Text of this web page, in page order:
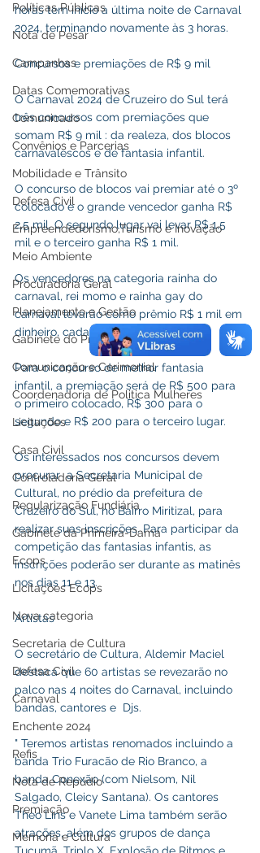
Políticas Públicas
Nota de Pesar
Campanhas
Datas Comemorativas
Comunicado
Convênios e Parcerias
Mobilidade e Trânsito
Defesa Civil
Empreendedorismo,Turismo e Inovação
Meio Ambiente
Procuradoria Geral
Planejamento e Gestão
Gabinete do Prefeito
Comunicação e Cerimonial
Coordenadoria de Politica Mulheres
Licitações
Casa Civil
Controladoria Geral
Regularização Fundiária
Gabinete da Primeira-Dama
Ecops
Licitações Ecops
Nova categoria
Secretaria de Cultura
Defesa Civil
Carnaval
Enchente 2024
Refis
Nota de Repúdio
Premiação
Memória e Cultura
horas tem início a última noite de Carnaval
2024, terminando novamente às 3 horas.
Concursos e premiações de R$ 9 mil
O Carnaval 2024 de Cruzeiro do Sul terá
três concursos com premiações que
somam R$ 9 mil : da realeza, dos blocos
carnavalescos e de fantasia infantil.
O concurso de blocos vai premiar até o 3º
colocado e o grande vencedor ganha R$
2,5 mil. O segundo lugar vai levar R$ 1,5
mil e o terceiro ganha R$ 1 mil.
Os vencedores na categoria rainha do
carnaval, rei momo e rainha gay do
carnaval levarão como prêmio R$ 1 mil em
dinheiro, cada.
Para o concurso de melhor fantasia
infantil, a premiação será de R$ 500 para
o primeiro colocado, R$ 300 para o
segundo e R$ 200 para o terceiro lugar.
Os interessados nos concursos devem
procurar  a Secretaria Municipal de
Cultural, no prédio da prefeitura de
Cruzeiro do Sul, no Bairro Miritizal, para
realizar suas inscrições. Para participar da
competição das fantasias infantis, as
inscrições poderão ser durante as matinês
nos dias 11 e 13.
Artistas
O secretário de Cultura, Aldemir Maciel
destaca que 60 artistas se revezarão no
palco nas 4 noites do Carnaval, incluindo
bandas, cantores e  Djs.
" Teremos artistas renomados incluindo a
banda Trio Furacão de Rio Branco, a
banda Conexão (com Nielsom, Nil
Salgado, Cleicy Santana). Os cantores
Theo Lins e Vanete Lima também serão
atrações, além dos grupos de dança